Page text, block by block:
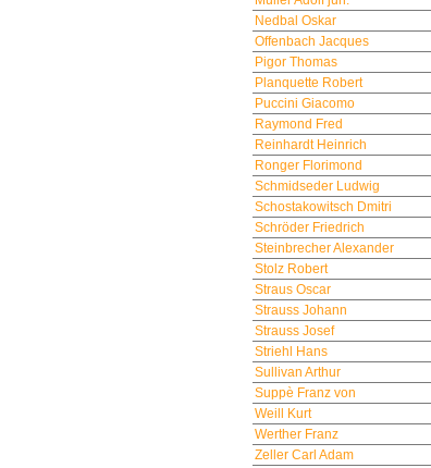
Nedbal Oskar
Offenbach Jacques
Pigor Thomas
Planquette Robert
Puccini Giacomo
Raymond Fred
Reinhardt Heinrich
Ronger Florimond
Schmidseder Ludwig
Schostakowitsch Dmitri
Schröder Friedrich
Steinbrecher Alexander
Stolz Robert
Straus Oscar
Strauss Johann
Strauss Josef
Striehl Hans
Sullivan Arthur
Suppè Franz von
Weill Kurt
Werther Franz
Zeller Carl Adam